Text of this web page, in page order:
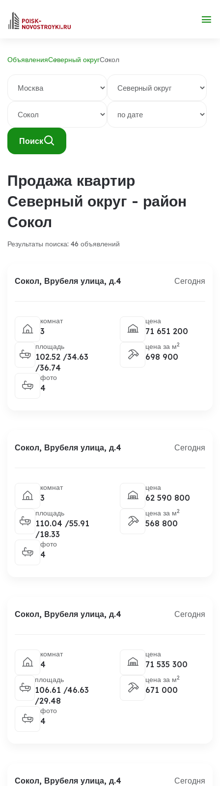
ОбъявленияСеверный округСокол
Поиск
Продажа квартир
Северный округ - район
Сокол
Результаты поиска: 46 объявлений
Сокол, Врубеля улица, д.4 Сегодня
комнат
3
площадь
102.52 /34.63
/36.74
цена
71 651 200
цена за м2
698 900
фото
4
Сокол, Врубеля улица, д.4 Сегодня
комнат
3
площадь
110.04 /55.91
/18.33
цена
62 590 800
цена за м2
568 800
фото
4
Сокол, Врубеля улица, д.4 Сегодня
комнат
4
площадь
106.61 /46.63
/29.48
цена
71 535 300
цена за м2
671 000
фото
4
Сокол, Врубеля улица, д.4 Сегодня